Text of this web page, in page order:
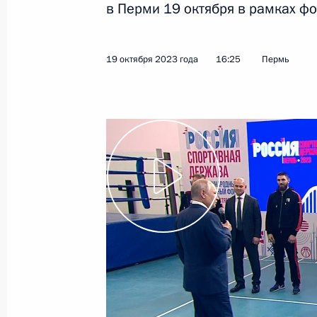
Осмотр презентаций «Спорт –
стране» и открытие спортивных
объектов в регионах России
в Перми 19 октября в рамках
19 октября 2023 года 16:25 Пермь